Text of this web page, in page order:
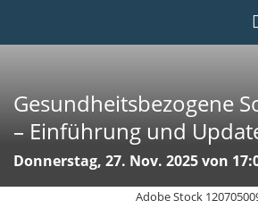
Gesundheitsbezogene
– Einführung und
Donnerstag, 27. Nov. 2025 von
Adobe Stock